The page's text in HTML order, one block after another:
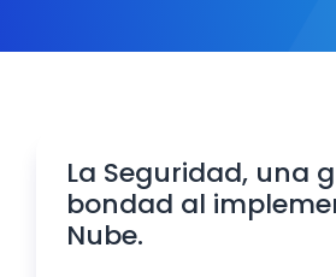
La Seguridad, una
bondad al
Nube.